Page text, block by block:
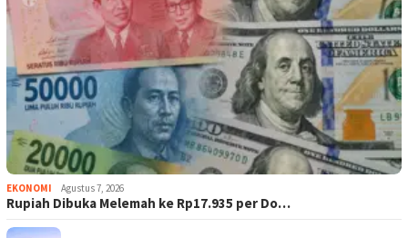
EKONOMI Agustus 7, 2026
Rupiah Dibuka Melemah ke Rp17.935 per Do…